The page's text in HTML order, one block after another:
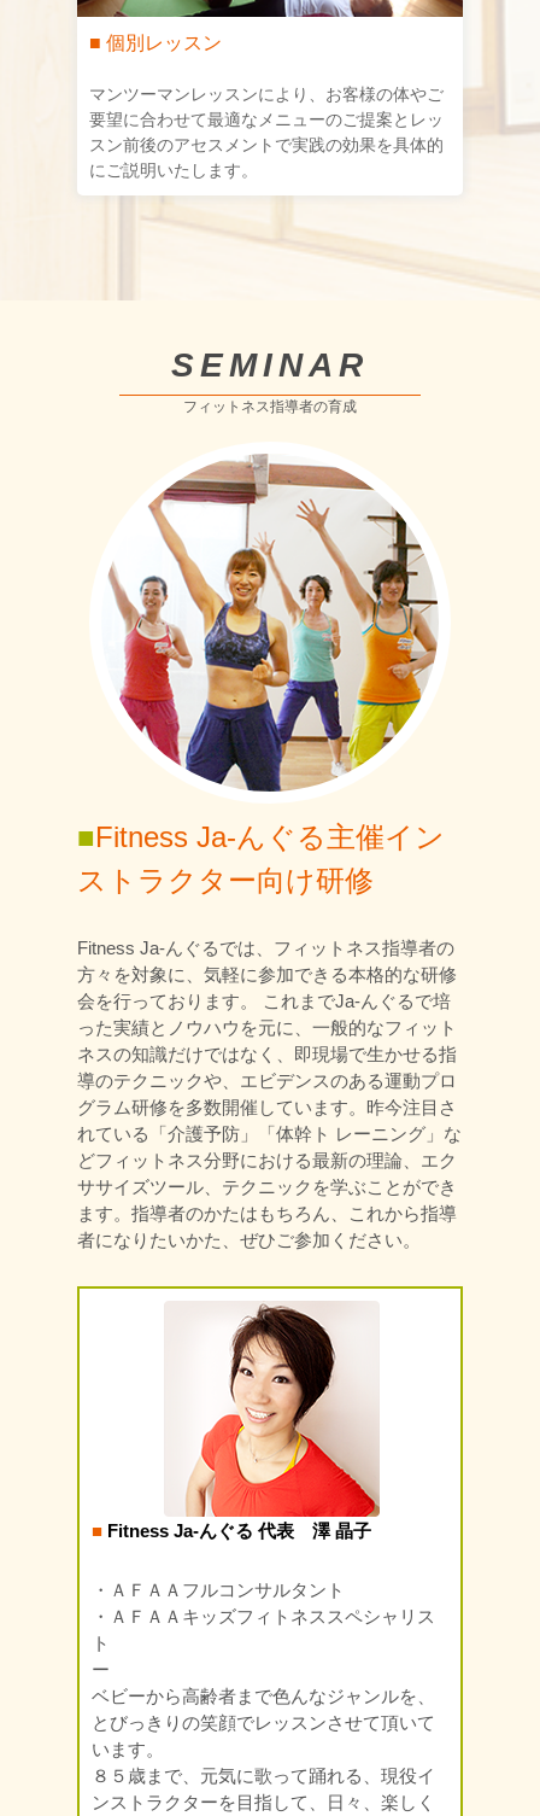
■ 個別レッスン
マンツーマンレッスンにより、お客様の体やご
要望に合わせて最適なメニューのご提案とレッ
スン前後のアセスメントで実践の効果を具体的
にご説明いたします。
SEMINAR
フィットネス指導者の育成
■Fitness Ja-んぐる主催イン
ストラクター向け研修
Fitness Ja-んぐるでは、フィットネス指導者の
方々を対象に、気軽に参加できる本格的な研修
会を行っております。 これまでJa-んぐるで培
った実績とノウハウを元に、一般的なフィット
ネスの知識だけではなく、即現場で生かせる指
導のテクニックや、エビデンスのある運動プロ
グラム研修を多数開催しています。昨今注目さ
れている「介護予防」「体幹ト レーニング」な
どフィットネス分野における最新の理論、エク
ササイズツール、テクニックを学ぶことができ
ます。指導者のかたはもちろん、これから指導
者になりたいかた、ぜひご参加ください。
■ Fitness Ja-んぐる 代表 澤 晶子
・ＡＦＡＡフルコンサルタント
・ＡＦＡＡキッズフィトネススペシャリス
ト
ー
ベビーから高齢者まで色んなジャンルを、
とびっきりの笑顔でレッスンさせて頂いて
います。
８５歳まで、元気に歌って踊れる、現役イ
ンストラクターを目指して、日々、楽しく